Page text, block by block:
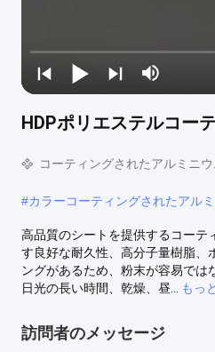
HDPポリエステルコー
コーティングされたアルミニ
#カラーコーティングされたアル
高品質のシートを提供するコーテ
す良好な耐久性、高分子量樹脂、
ングがあるため、粉末が容易では
日光の長い時間、乾燥、昼...
もっ
訪問者のメッセージ